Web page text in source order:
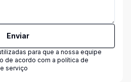
Enviar
para que a nossa equipe
de acordo com a política de
serviço